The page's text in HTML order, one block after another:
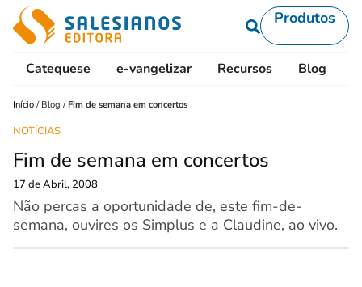
Produtos
Catequese e-vangelizar Recursos Blog
Início / Blog /Fim de semana em concertos
NOTÍCIAS
Fim de semana em concertos
17 de Abril, 2008
Não percas a oportunidade de, este fim-de-
semana, ouvires os Simplus e a Claudine, ao vivo.